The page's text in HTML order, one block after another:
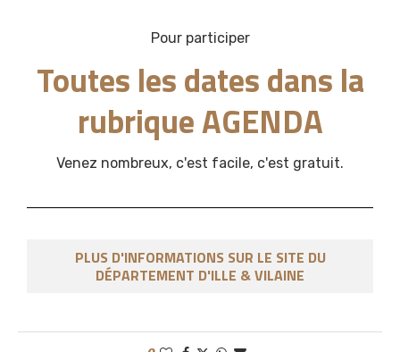
Pour participer
Toutes les dates dans la
rubrique AGENDA
Venez nombreux, c'est facile, c'est gratuit.
PLUS D'INFORMATIONS SUR LE SITE DU
DÉPARTEMENT D'ILLE & VILAINE